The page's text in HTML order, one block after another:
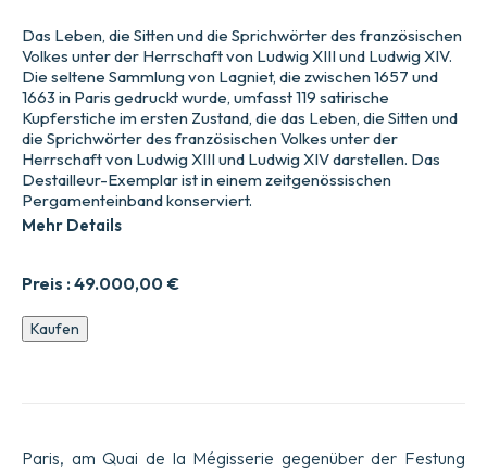
Preis :49.000,00 €
Das Leben, die Sitten und die Sprichwörter des französischen
Volkes unter der Herrschaft von Ludwig XIII und Ludwig XIV.
Die seltene Sammlung von Lagniet, die zwischen 1657 und
1663 in Paris gedruckt wurde, umfasst 119 satirische
Kupferstiche im ersten Zustand, die das Leben, die Sitten und
die Sprichwörter des französischen Volkes unter der
Herrschaft von Ludwig XIII und Ludwig XIV darstellen. Das
Destailleur-Exemplar ist in einem zeitgenössischen
Pergamenteinband konserviert.
Mehr Details
Sammlung
der
Bücher,
Kaufen
Paris, am Quai de la Mégisserie gegenüber der Festung